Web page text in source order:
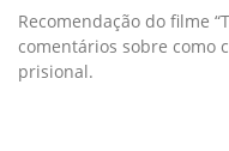
Recomendação do filme
comentários sobre como
prisional.